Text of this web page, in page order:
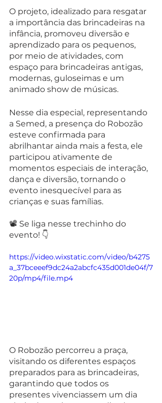
O projeto, idealizado para resgatar
a importância das brincadeiras na
infância, promoveu diversão e
aprendizado para os pequenos,
por meio de atividades, com
espaço para brincadeiras antigas,
modernas, guloseimas e um
animado show de músicas.
Nesse dia especial, representando
a Semed, a presença do Robozão
esteve confirmada para
abrilhantar ainda mais a festa, ele
participou ativamente de
momentos especiais de interação,
dança e diversão, tornando o
evento inesquecível para as
crianças e suas famílias.
📽️ Se liga nesse trechinho do
evento! 👇
https://video.wixstatic.com/video/b4275
a_37bceeef9dc24a2abcfc435d001de04f/7
20p/mp4/file.mp4
O Robozão percorreu a praça,
visitando os diferentes espaços
preparados para as brincadeiras,
garantindo que todos os
presentes vivenciassem um dia